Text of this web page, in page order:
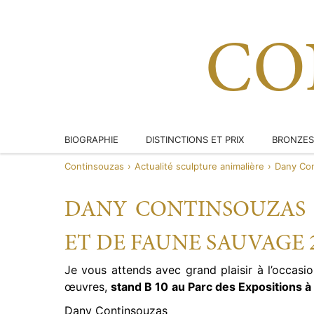
BIOGRAPHIE DISTINCTIONS ET PRIX
CERFS
Continsouzas › Actualité sculpture animalière › Dany
DANY
ET DE FAUNE SAUVAGE
Je vous attends avec grand plaisir à
œuvres, stand B 10 au Parc des Expositions
Dany Continsouzas